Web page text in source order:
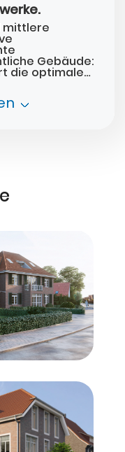
mittlere
Gebäude:
die optimale
Bedarfin